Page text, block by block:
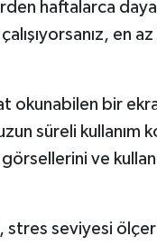
haftalarca
en
okunabilen bir
süreli kullanım
ve
stres seviyesi